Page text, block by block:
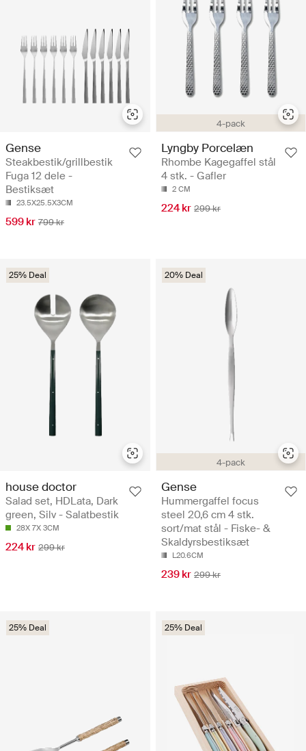
Gense
Steakbestik/grillbestik
Fuga 12 dele -
Bestiksæt
23.5X25.5X3CM
599 kr 799 kr
4-pack
Lyngby Porcelæn
Rhombe Kagegaffel stål
4 stk. - Gafler
2 CM
224 kr 299 kr
25% Deal
house doctor
Salad set, HDLata, Dark
green, Silv - Salatbestik
28X 7X 3CM
224 kr 299 kr
4-pack
20% Deal
Gense
Hummergaffel focus
steel 20,6 cm 4 stk.
sort/mat stål - Fiske- &
Skaldyrsbestiksæt
L20.6CM
239 kr 299 kr
25% Deal 25% Deal